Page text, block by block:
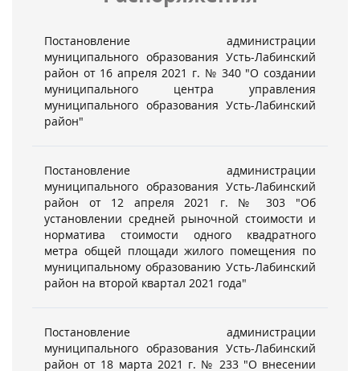
Постановление администрации
муниципального образования Усть-Лабинский
район от 16 апреля 2021 г. № 340 "О создании
муниципального центра управления
муниципального образования Усть-Лабинский
район"
Постановление администрации
муниципального образования Усть-Лабинский
район от 12 апреля 2021 г. № 303 "Об
установлении средней рыночной стоимости и
норматива стоимости одного квадратного
метра общей площади жилого помещения по
муниципальному образованию Усть-Лабинский
район на второй квартал 2021 года"
Постановление администрации
муниципального образования Усть-Лабинский
район от 18 марта 2021 г. № 233 "О внесении